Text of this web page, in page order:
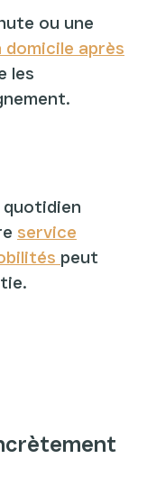
ou une
après
les
quotidien
service
peut